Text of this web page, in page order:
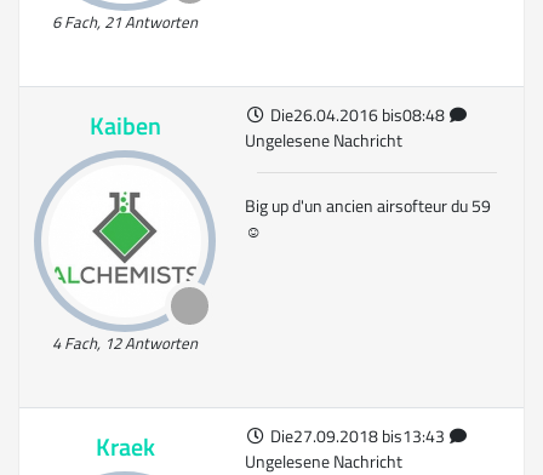
6 Fach, 21 Antworten
Kaiben
4 Fach, 12 Antworten
Die26.04.2016 bis08:48
Ungelesene Nachricht
Big up d'un ancien airsofteur du 59
☺
Kraek
Die27.09.2018 bis13:43
Ungelesene Nachricht